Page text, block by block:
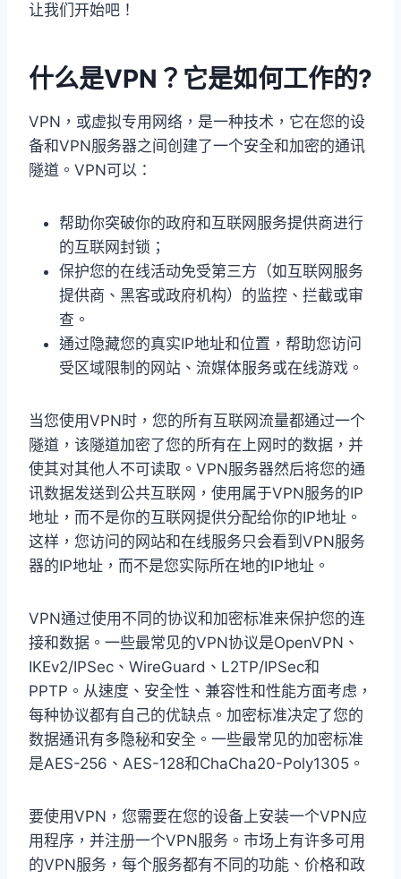
让我们开始吧！
什么是VPN？它是如何工作的?
VPN，或虚拟专用网络，是一种技术，它在您的设
备和VPN服务器之间创建了一个安全和加密的通讯
隧道。VPN可以：
帮助你突破你的政府和互联网服务提供商进行
的互联网封锁；
保护您的在线活动免受第三方（如互联网服务
提供商、黑客或政府机构）的监控、拦截或审
查。
通过隐藏您的真实IP地址和位置，帮助您访问
受区域限制的网站、流媒体服务或在线游戏。
当您使用VPN时，您的所有互联网流量都通过一个
隧道，该隧道加密了您的所有在上网时的数据，并
使其对其他人不可读取。VPN服务器然后将您的通
讯数据发送到公共互联网，使用属于VPN服务的IP
地址，而不是你的互联网提供分配给你的IP地址。
这样，您访问的网站和在线服务只会看到VPN服务
器的IP地址，而不是您实际所在地的IP地址。
VPN通过使用不同的协议和加密标准来保护您的连
接和数据。一些最常见的VPN协议是OpenVPN、
IKEv2/IPSec、WireGuard、L2TP/IPSec和
PPTP。从速度、安全性、兼容性和性能方面考虑，
每种协议都有自己的优缺点。加密标准决定了您的
数据通讯有多隐秘和安全。一些最常见的加密标准
是AES-256、AES-128和ChaCha20-Poly1305。
要使用VPN，您需要在您的设备上安装一个VPN应
用程序，并注册一个VPN服务。市场上有许多可用
的VPN服务，每个服务都有不同的功能、价格和政